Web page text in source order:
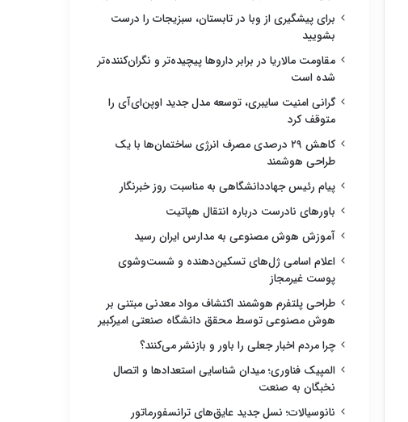
برای پیشگیری از وبا در تابستان، سبزیجات را درست
بشویید
مقاومت مالاریا در برابر داروها پیچیده‌تر و نگران‌کننده‌تر
شده است
گرانی امنیت سایبری، توسعه مدل جدید اوپن‌ای‌آی را
متوقف کرد
کاهش ۲۹ درصدی مصرف انرژی ساختمان‌ها با یک
طراحی هوشمند
پیام رئیس جهاددانشگاهی به مناسبت روز خبرنگار
باورهای نادرست درباره انتقال هپاتیت
آموزش هوش مصنوعی به مدارس ایران رسید
اعلام اسامی ژل‌های تسکین‌دهنده و شست‌وشوی
پوست غیرمجاز
طراحی پلتفرم هوشمند اکتشاف مواد معدنی مبتنی بر
هوش مصنوعی توسط محقق دانشگاه صنعتی امیرکبیر
چرا مردم اخبار جعلی را باور و بازنشر می‌کنند؟
المپیک فناوری؛ میدان شناسایی استعدادها و اتصال
نخبگان به صنعت
نانوسیالات؛ نسل جدید عایق‌های ترانسفورماتور